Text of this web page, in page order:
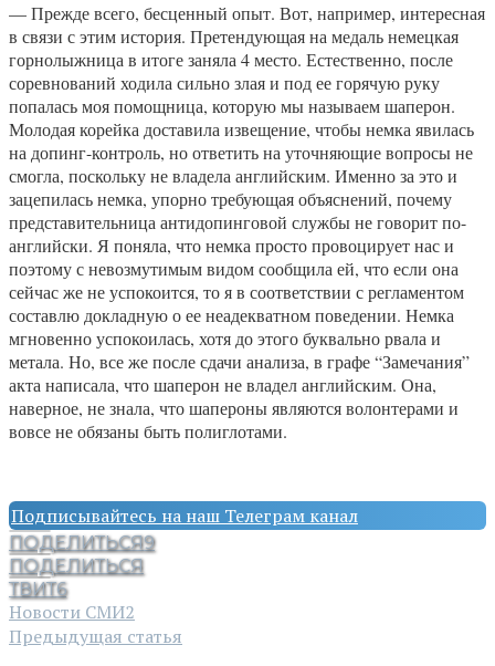
— Прежде всего, бесценный опыт. Вот, например, интересная
в связи с этим история. Претендующая на медаль немецкая
горнолыжница в итоге заняла 4 место. Естественно, после
соревнований ходила сильно злая и под ее горячую руку
попалась моя помощница, которую мы называем шаперон.
Молодая корейка доставила извещение, чтобы немка явилась
на допинг-контроль, но ответить на уточняющие вопросы не
смогла, поскольку не владела английским. Именно за это и
зацепилась немка, упорно требующая объяснений, почему
представительница антидопинговой службы не говорит по-
английски. Я поняла, что немка просто провоцирует нас и
поэтому с невозмутимым видом сообщила ей, что если она
сейчас же не успокоится, то я в соответствии с регламентом
составлю докладную о ее неадекватном поведении. Немка
мгновенно успокоилась, хотя до этого буквально рвала и
метала. Но, все же после сдачи анализа, в графе “Замечания”
акта написала, что шаперон не владел английским. Она,
наверное, не знала, что шапероны являются волонтерами и
вовсе не обязаны быть полиглотами.
Подписывайтесь на наш Телеграм канал
ПОДЕЛИТЬСЯ9
ПОДЕЛИТЬСЯ
ТВИТ6
Новости СМИ2
Предыдущая статья